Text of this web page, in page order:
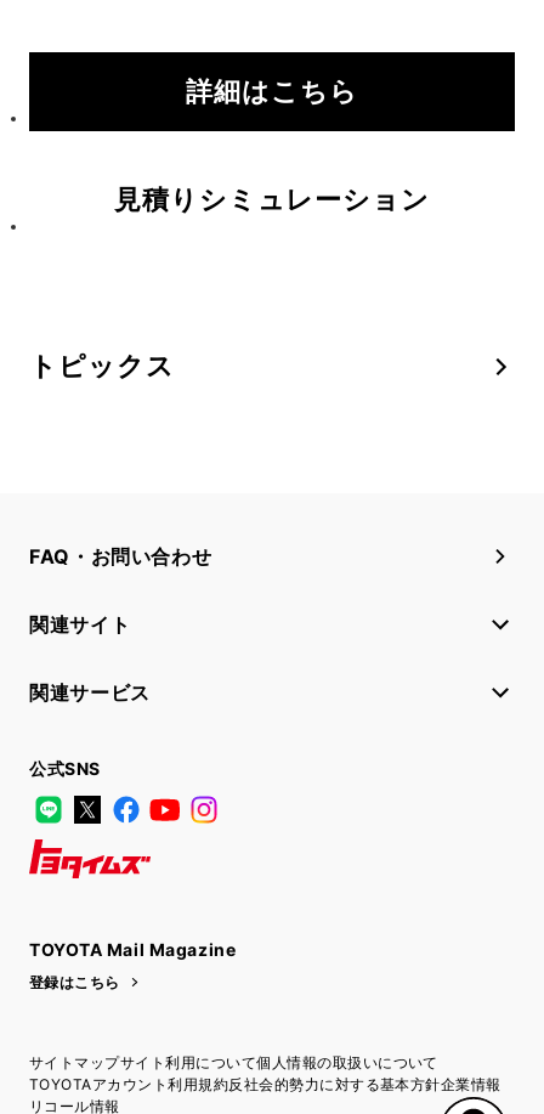
詳細はこちら
見積りシミュレーション
トピックス
FAQ・お問い合わせ
関連サイト
関連サービス
公式SNS
LINE
X FacebookYouTube
TOYOTA Mail Magazine
登録はこちら
サイトマップサイト利用について個人情報の取扱いについて
TOYOTAアカウント利用規約反社会的勢力に対する基本方針企業情報
リコール情報